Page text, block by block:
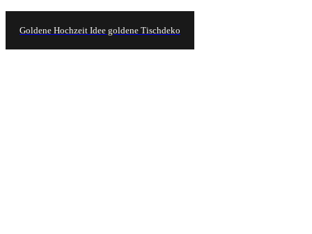
Goldene Hochzeit Idee goldene Tischdeko